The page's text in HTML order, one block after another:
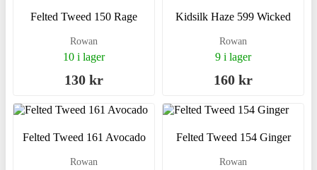
Felted Tweed 150 Rage
Rowan
10 i lager
130 kr
Kidsilk Haze 599 Wicked
Rowan
9 i lager
160 kr
Felted Tweed 161 Avocado
Rowan
Felted Tweed 154 Ginger
Rowan